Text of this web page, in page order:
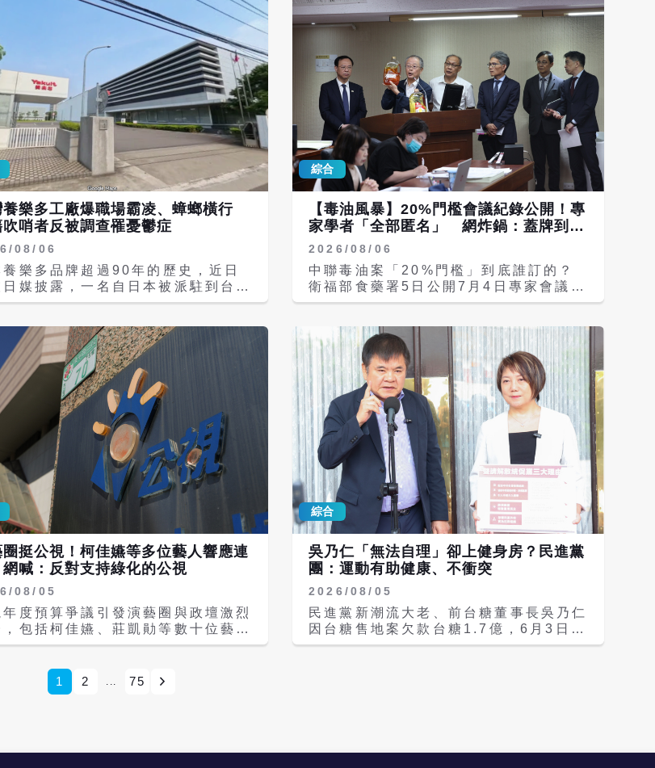
填海造陸。先前已經有不少環團、議
聲譴責，今（6）日有民眾不滿發文
，「寫信給環境部陳情，結果他們態
是要把營建類廢土直接埋在白海豚家
這個骯髒政府！」不少網友也陳情相
府機關，都獲得「罐頭文」回覆。
環保團體上個月赴環境部前召開記者
踢爆交通部持股的台中港務分公司
年聯手交通部規避環評，將台中港
方區填海造陸工程預定地的開放海域
成「既有防波堤內」，預計填地50
，更打算配合行政院大填海造陸政
填入「1400萬方廢土」與「105萬
風險再生粒料」，讓白海豚的重要棲
可逆的衝擊。 環團認為，「南
區」與全台剩不到50隻的「台灣白
」棲地高度重疊。依《開發行為應實
境影響評估細目及範圍認定標準》，
水域屬於「既有港區防波堤範圍
，藉此符合免辦理環評的要件；環境
以「尊重目的事業主管機關（交通
認定」為由，判定本案免環評。 台
祖魚保育聯盟理事長文魯彬強調，開
位為了省錢與效率規避環評，用廢土
已違反《野生動物保育法》不得騷擾
生物的規定，「如果政府繼續放任這
法且欠缺審查的開發案進行，未來台
海豚若真的走向滅絕，將不是自然造
而是人為決策與行政失職所導致的結
。他向政府喊話，台灣若能優先保護
多樣性，將能促成傲視全球的「生態
」，這與發展AI或半導體同等重
個環團
市府廣場抗議。吳佩芸指出，原本要
區淤砂填海，現在竟然改成營建廢土
生粒料，且台中市府至今沒有任何替
與生態把關的動作，卻趕在6月私自
作業要點，大搞荒謬的推薦與回饋金
查會議，不能讓台中港務公司球員兼
逕自改用廢土填海。 社群平台上
，原PO痛罵「骯髒政府，藍綠兩大
得今年3月中風後長期臥床，身體機能持
續衰退，5月前往探望並替他慶生時，黎
處理。 好友鍾志光6日凌晨在臉書貼出黎
彼得黑白照片，照片中黎彼得雙手合十，
胸前擺放生日蛋糕，並寫下「浪子遠遊，
心聲廣散六合。杯酒常滿，當歌人生幾
何」的文字，引發外界猜測。 鍾志光接
受港媒訪問時透露，黎彼得今年初入住養
老院，3月1日凌晨突然因中風暈倒，之
後長時間臥床休養。5月13日黎彼得生日
當天，鍾志光曾前往探望並替他慶生，但
當時對方已無法作出反應。好友更憶起黎
彼得中風前幾天，兩人還曾見面，那時精
神狀況尚可。 據悉黎彼得生前並未留下
遺言，對於黎彼得的後事安排，家屬希望
能低調處理，目前尚未公布相關安排。鍾
志光表示會尊重家屬意願，對於老友的離
一度被送進加護病房，檢查後發現患有貧
血、糖尿病及腎功能指數過高等問題，出
院後體重驟降，外型明顯消瘦。如今再因
中風導致身體機能惡化，最終不敵病魔離
世。 除填詞創作 黎彼得也參與《唐伯
虎點秋香》等多部電影演出 黎彼得出道
超過50年，作品橫跨香港流行音樂黃金
年代，曾為許冠傑、譚詠麟、梅艷芳、張
國榮等巨星創作歌詞，包括〈浪子心
聲〉、〈Monica〉、〈第一次〉、〈激
光中〉等膾炙人口的歌曲，一生累積超過
300首詞作，憑藉幽默風趣的文字風格，
以及貼近日常生活的創作特色，成為香港
樂壇重要人物。他也在2008年拿到
CASH音樂成就大獎，這是香港填詞界
的最高榮譽。 除了填詞創作外，黎彼得
也曾參與電影演出，1991年他參演《逃
學威龍》、1992年參與《武狀元蘇乞
兒》，1993年在《唐伯虎點秋香》裡演
華府的私塾老師，對著周星馳念「我左青
網友紛紛留言悼念，感嘆樂壇再失一名難
養樂多工廠爆職場霸凌、蟑螂橫行
吹哨者反被調查罹憂鬱症
08/06
養樂多品牌超過90年的歷史，近日
日媒披露，一名自日本被派駐到台灣
中壢養樂多工廠的品管人員高橋（化
至在工作期間飲酒、職場霸凌和性騷
象十分猖獗，然而，該名員工向總部
一事卻洩漏給了台灣養樂多，反淪為
對象，甚至還遭中壢工廠總務課長洪
主管，憑空捏造職場霸凌，最終高橋
職場霸凌，罹患憂鬱症而返回日本。
樂多母公司也回應了。 根據日媒
》報導，吹哨者高橋2022年7
派往台灣養樂多，是負責整體品質控
高階主管。然而，他卻發現台灣養樂
壢廠有多項爭議，包括「蟑螂在工廠
量滋生，並混入產品中」、「檢測出
引發食物中毒的細菌」、「廠長於工
間常習性飲酒」、「廠長等幹部實施
霸凌與性騷擾」、「職場上的強迫飲
凌」、「外派高層對事態置之不理、
不管」、「虛報New Yakult（新養
）乳酸菌數量的不實宣傳」，他指
台灣養樂多並沒有認真看待此事。
，高橋於2024年3月27日向日本東
長嶌田實前往中壢工廠，並未認真看
些問題，甚至還酸他「與其有時間舉
容。高橋甚至從員工口中得知，台灣
綜合
【毒油風暴】20%門檻會議紀錄公開！專
家學者「全部匿名」 網炸鍋：蓋牌到何
時
2026/08/06
中聯毒油案「20%門檻」到底誰訂的？
衛福部食藥署5日公開7月4日專家會議紀
錄，揭露關鍵「20%門檻」是由匿名
A、C、F附和，最終由會議主席、食藥
署長姜至剛裁示採納。然而，會議紀錄將
專家姓名全以英文字母蓋牌，加上中聯高
層全程在場，引爆網友炸鍋，痛批政府拿
「假設與估算」搞食安政策，痛批圖利廠
商、繼續蓋牌。其中一名與會學者則是第
一時間對外宣稱「苯駢芘（BaP）人體
代謝速度相當快」的台北醫學大學教授邱
惠雯。 專家會議在7月4日下午3時舉
行，由食藥署署長姜至剛擔任主席，列席
人員包含行政院食品安全辦公室主任許
輔、食藥署副署長蔡淑貞，食品組組長許
朝凱等人，另還有中區管理中心主任林旭
陽等人，中聯公司則是派余凌冲總經理、
陳明榮廠長、陳建龍品研課長出席。專家
學者參與共有7名出席，包括蘇南維教
授、陳炳輝教授、邱惠雯教授、朱燕華博
士、董志宏主任、楊登傑特聘教授（視
訊）、顏國欽教授（視訊）。 根據會議
紀錄顯示，主要有兩項報告事項，第一是
艘船混雜了巴西不同地區的原料。 結論
挺公視！柯佳嬿等多位藝人響應連
喊：反對支持綠化的公視
08/05
年度預算爭議引發演藝圈與政壇激烈
，包括柯佳嬿、莊凱勛等數十位藝人
響應連署，呼籲各界重視並支持公視
頗，內部治理問題重重，民進黨甚至
把公廣集團視為禁臠。隨著網路聲浪
綜合
吳乃仁「無法自理」卻上健身房？民進黨
團：運動有助健康、不衝突
2026/08/05
民進黨新潮流大老、前台糖董事長吳乃仁
因台糖售地案欠款台糖1.7億，6月3日被
拘提未果，11日才自行到案，但管收12
1 2 ... 75